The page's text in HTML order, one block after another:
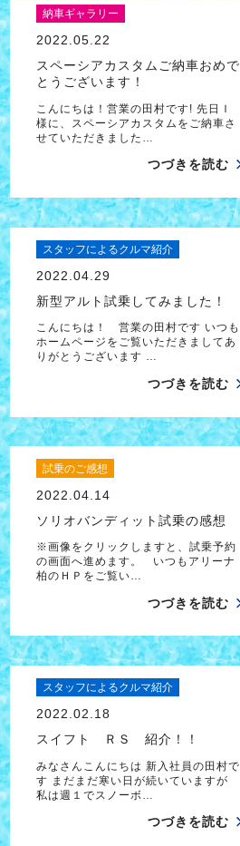
納車ギャラリー
2022.05.22
スペーシアカスタムご納車おめで
とうございます！
こんにちは！営業の田村です! 先日Ｉ
様に、スペーシアカスタムをご納車さ
せていただきました…
つづきを読む
スタッフによるクルマ紹介
2022.04.29
新型アルト試乗してみました！
こんにちは！ 営業の田村です いつも
ホームページをご覧いただきましてあ
りがとうございます …
つづきを読む
試乗のご感想
2022.04.14
ソリオバンディット試乗の感想
※画像をクリックしますと、試乗予約
の画面へ進めます。 いつもアリーナ
柏のＨＰをご覧い…
つづきを読む
スタッフによるクルマ紹介
2022.02.18
スイフト ＲＳ 紹介！！
みなさんこんにちは 新入社員の田村で
す まだまだ寒い日が続いていますが
私は週１でスノーボ…
つづきを読む